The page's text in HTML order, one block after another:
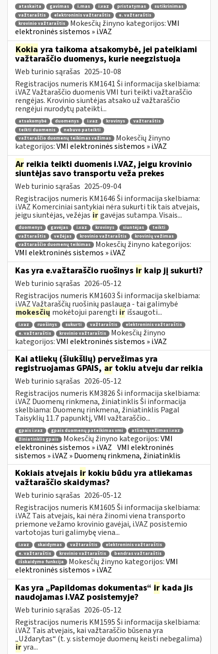
ataskaita gavimas i.mas i.vaz pristatymas
sutikrinimas
važtaraštis
elektroninis važtaraštis
e. važtaraštis
krovinio važtaraštis
Mokesčių žinyno kategorijos:VMI
elektroninės sistemos » i.VAZ
Kokia yra taikoma atsakomybė, jei pateikiami
važtaraščio duomenys, kurie neegzistuoja
Web turinio sąrašas 2025-10-08
Registracijos numeris KM1641 Ši informacija skelbiama:
i.VAZ Važtaraščio duomenis VMI turi teikti važtaraščio
rengėjas. Krovinio siuntėjas atsako už važtaraščio
rengėjui nurodytų pateikti...
atsakomybė duomenys i.vaz krovinys
važtaraštis
teikti duomenis
nebuvo pateikti
važtaraščio duomenų teikimas vežimas
Mokesčių žinyno
kategorijos:VMI elektroninės sistemos » i.VAZ
Ar reikia teikti duomenis i.VAZ, jeigu krovinio
siuntėjas savo transportu veža prekes
Web turinio sąrašas 2025-09-04
Registracijos numeris KM1646 Ši informacija skelbiama:
i.VAZ Komerciniai santykiai nėra sukurti tik tais atvejais,
jeigu siuntėjas, vežėjas irgavėjas sutampa. Visais...
duomenys gavėjas i.vaz krovinys siuntėjas
teikti
važtaraštis
vežėjas krovinio važtaraštis
krovinių vežimas
važtaraščio duomenų teikimas
Mokesčių žinyno kategorijos:
VMI elektroninės sistemos » i.VAZ
Kas yra e.važtaraščio ruošinys ir kaip jį sukurti?
Web turinio sąrašas 2026-05-12
Registracijos numeris KM1603 Ši informacija skelbiama:
i.VAZ Važtaraščių ruošinių paslauga - tai galimybė
mokesčių mokėtojui parengti ir išsaugoti...
i.vaz ruošinys sukurti važtaraštis
elektroninis važtaraštis
e. važtaraštis
krovinio važtaraštis
Mokesčių žinyno
kategorijos:VMI elektroninės sistemos » i.VAZ
Kai atliekų (šiukšlių) pervežimas yra
registruojamas GPAIS, ar tokiu atveju dar reikia
Web turinio sąrašas 2026-05-12
Registracijos numeris KM3826 Ši informacija skelbiama:
i.VAZ Duomenų rinkmena, žiniatinklis Ši informacija
skelbiama: Duomenų rinkmena, žiniatinklis Pagal
Taisyklių 11.7 papunktį, VMI važtaraščio...
gpais i.vaz gpais duomenų pateikimas vmi
atliekų vežimas i.vaz
žiniatinklis gpais
Mokesčių žinyno kategorijos:VMI
elektroninės sistemos » i.VAZ VMI elektroninės
sistemos » i.VAZ » Duomenų rinkmena, žiniatinklis
Kokiais atvejais ir kokiu būdu yra atliekamas
važtaraščio skaidymas?
Web turinio sąrašas 2026-05-12
Registracijos numeris KM1605 Ši informacija skelbiama:
i.VAZ Tais atvejais, kai nėra žinomi viena transporto
priemone vežamo krovinio gavėjai, i.VAZ posistemio
vartotojas turi galimybę viena...
i.vaz skaidymas važtaraštis
elektroninis važtaraštis
e. važtaraštis
krovinio važtaraštis
bendras važtaraštis
išskaidymo funkcija
Mokesčių žinyno kategorijos:VMI
elektroninės sistemos » i.VAZ
Kas yra „Papildomas dokumentas“ ir kada jis
naudojamas i.VAZ posistemyje?
Web turinio sąrašas 2026-05-12
Registracijos numeris KM1595 Ši informacija skelbiama:
i.VAZ Tais atvejais, kai važtaraščio būsena yra
„Uždarytas“ (t. y. sistemoje duomenų keisti nebegalima)
iryra...